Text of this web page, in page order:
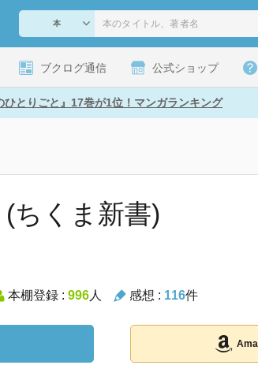
ブクログ通信 公式ショップ
ひとりごと』17巻が1位！マンガランキング
(ちくま新書)
本棚登録 : 996人 感想 : 116件